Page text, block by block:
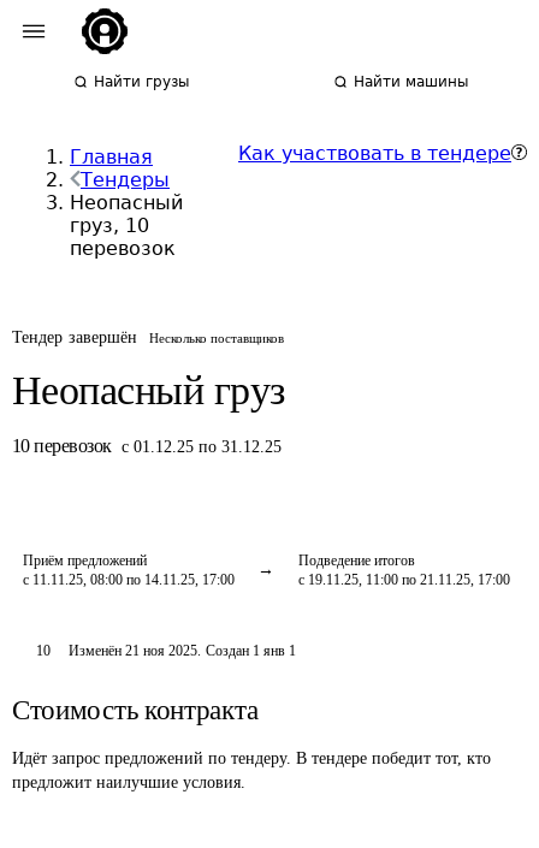
Найти грузы Найти машины
Главная
Тендеры
Неопасный
груз, 10
перевозок
Как участвовать в тендере
Тендер завершён Несколько поставщиков
Неопасный груз
10 перевозок с 01.12.25 по 31.12.25
Приём предложений
с 11.11.25, 08:00 по 14.11.25, 17:00
Подведение итогов
с 19.11.25, 11:00 по 21.11.25, 17:00
10 Изменён21 ноя 2025. Создан 1 янв 1
Стоимость контракта
Идёт запрос предложений по тендеру. В тендере победит тот, кто
предложит наилучшие условия.